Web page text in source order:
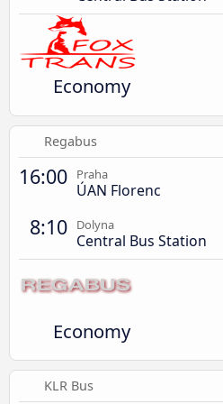
Economy
Regabus
16:00 Praha
ÚAN Florenc
8:10 Dolyna
Central Bus Station
Economy
KLR Bus